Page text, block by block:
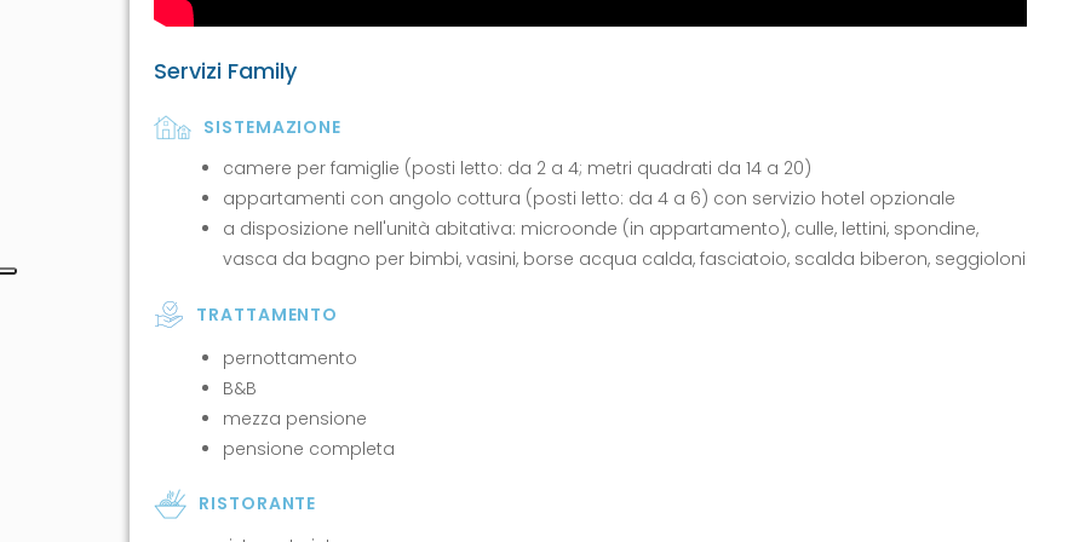
Servizi Family
SISTEMAZIONE
camere per famiglie (posti letto: da 2 a 4; metri quadrati da 14 a 20)
appartamenti con angolo cottura (posti letto: da 4 a 6) con servizio hotel opzionale
a disposizione nell'unità abitativa: microonde (in appartamento), culle, lettini, spondine,
vasca da bagno per bimbi, vasini, borse acqua calda, fasciatoio, scalda biberon, seggioloni
TRATTAMENTO
pernottamento
B&B
mezza pensione
pensione completa
RISTORANTE